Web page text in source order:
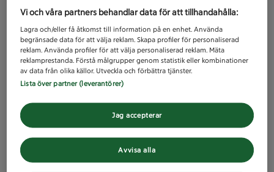
Vi och våra partners behandlar data för att tillhandahålla:
Lagra och/eller få åtkomst till information på en enhet. Använda
begränsade data för att välja reklam. Skapa profiler för personaliserad
reklam. Använda profiler för att välja personaliserad reklam. Mäta
reklamprestanda. Förstå målgrupper genom statistik eller kombinationer
av data från olika källor. Utveckla och förbättra tjänster.
Lista över partner (leverantörer)
Avvisa alla
Jag accepterar